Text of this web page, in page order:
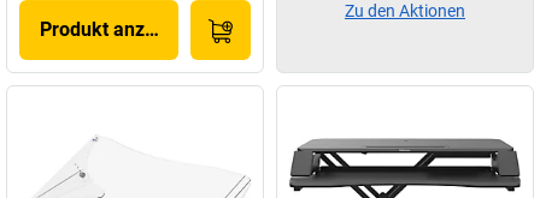
Produkt anzeigen
Zu den Aktionen